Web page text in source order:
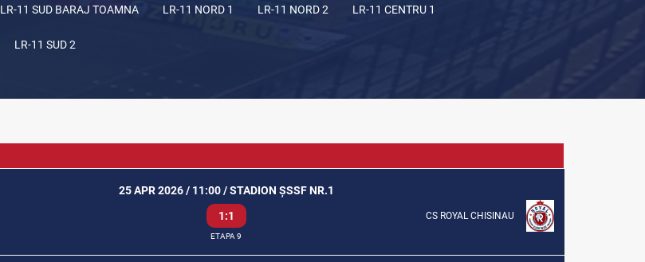
LR-11 SUD BARAJ TOAMNA LR-11 NORD 1 LR-11 NORD 2 LR-11 CENTRU 1
LR-11 SUD 2
25 APR 2026 / 11:00 / STADION ȘSSF NR.1
1:1 CS ROYAL CHISINAU
ETAPA 9